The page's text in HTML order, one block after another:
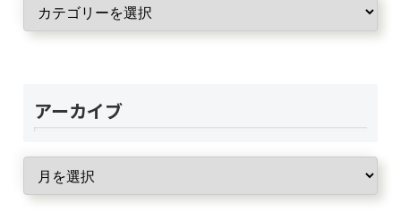
アーカイブ